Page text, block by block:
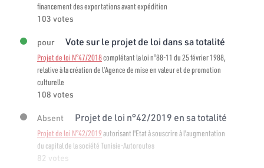
financement des exportations avant expédition
103 votes
pour Vote sur le projet de loi dans sa totalité
Projet de loi N°47/2018complétant la loi n°88-11 du 25 février 1988,
relative à la création de l’Agence de mise en valeur et de promotion
culturelle
108 votes
Absent Projet de loi n°42/2019 en sa totalité
Projet de loi N°42/2019autorisant l'Etat à souscrire à l'augmentation
du capital de la société Tunisie-Autoroutes
82 votes